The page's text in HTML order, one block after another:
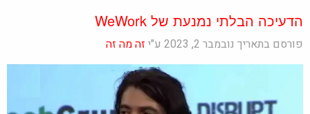
הדעיכה הבלתי נמנעת של WeWork
פורסם בתאריך נובמבר 2, 2023 ע"י זה מה זה